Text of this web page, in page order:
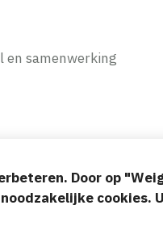
en samenwerking
betalingen
Door op
cookies.